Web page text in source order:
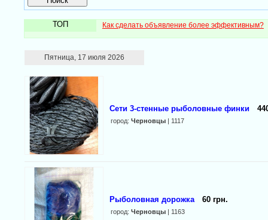
ТОП Как сделать объявление более эффективным?
Пятница, 17 июля 2026
Сети 3-стенные рыболовные финки
город: Черновцы| 1117
Рыболовная дорожка 60 грн.
город: Черновцы| 1163